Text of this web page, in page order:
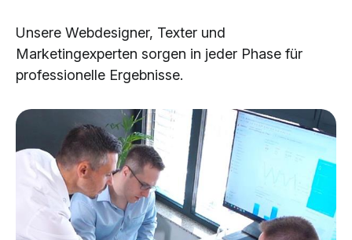
Unsere Webdesigner, Texter und
Marketingexperten sorgen in jeder Phase für
professionelle Ergebnisse.